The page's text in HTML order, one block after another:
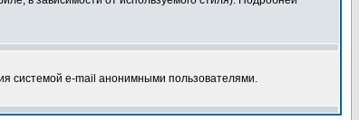
системой e-mail анонимными пользователями.